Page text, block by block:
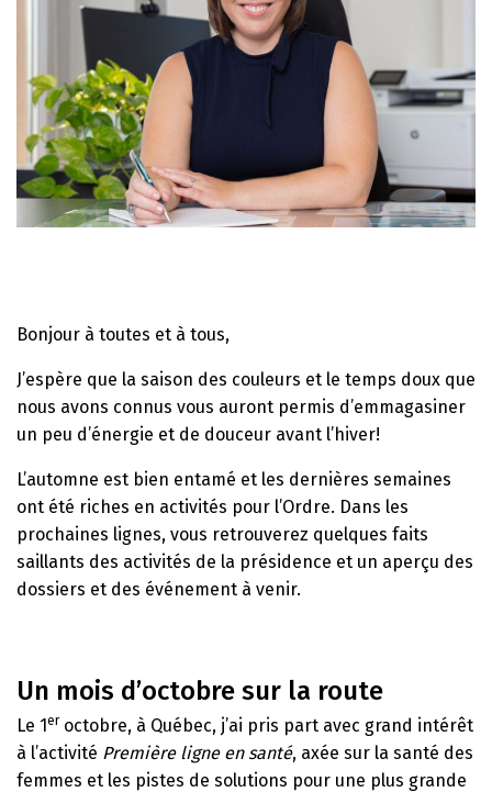
Bonjour à toutes et à tous,
J’espère que la saison des couleurs et le temps doux que
nous avons connus vous auront permis d’emmagasiner
un peu d’énergie et de douceur avant l’hiver!
L’automne est bien entamé et les dernières semaines
ont été riches en activités pour l’Ordre. Dans les
prochaines lignes, vous retrouverez quelques faits
saillants des activités de la présidence et un aperçu des
dossiers et des événement à venir.
Un mois d’octobre sur la route
Le 1eroctobre, à Québec, j’ai pris part avec grand intérêt
à l’activité Première ligne en santé, axée sur la santé des
femmes et les pistes de solutions pour une plus grande